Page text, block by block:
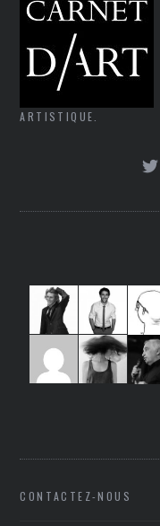
ARTISTIQUE.
CONTACTEZ-NOUS